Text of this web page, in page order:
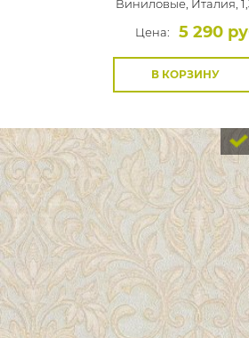
Виниловые, Италия,
Цена:
5 290
В КОРЗИНУ